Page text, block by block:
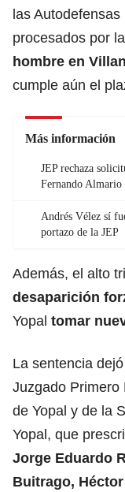
las
procesados por la
hombre en
cumple aún el
Más información
JEP rechaza
Fernando Almario
Andrés Vélez sí
portazo de la JEP
Además, el alto
desaparición
Yopal tomar
La sentencia
Juzgado Primero
de Yopal y de la
Yopal, que
Jorge Eduardo
Buitrago,